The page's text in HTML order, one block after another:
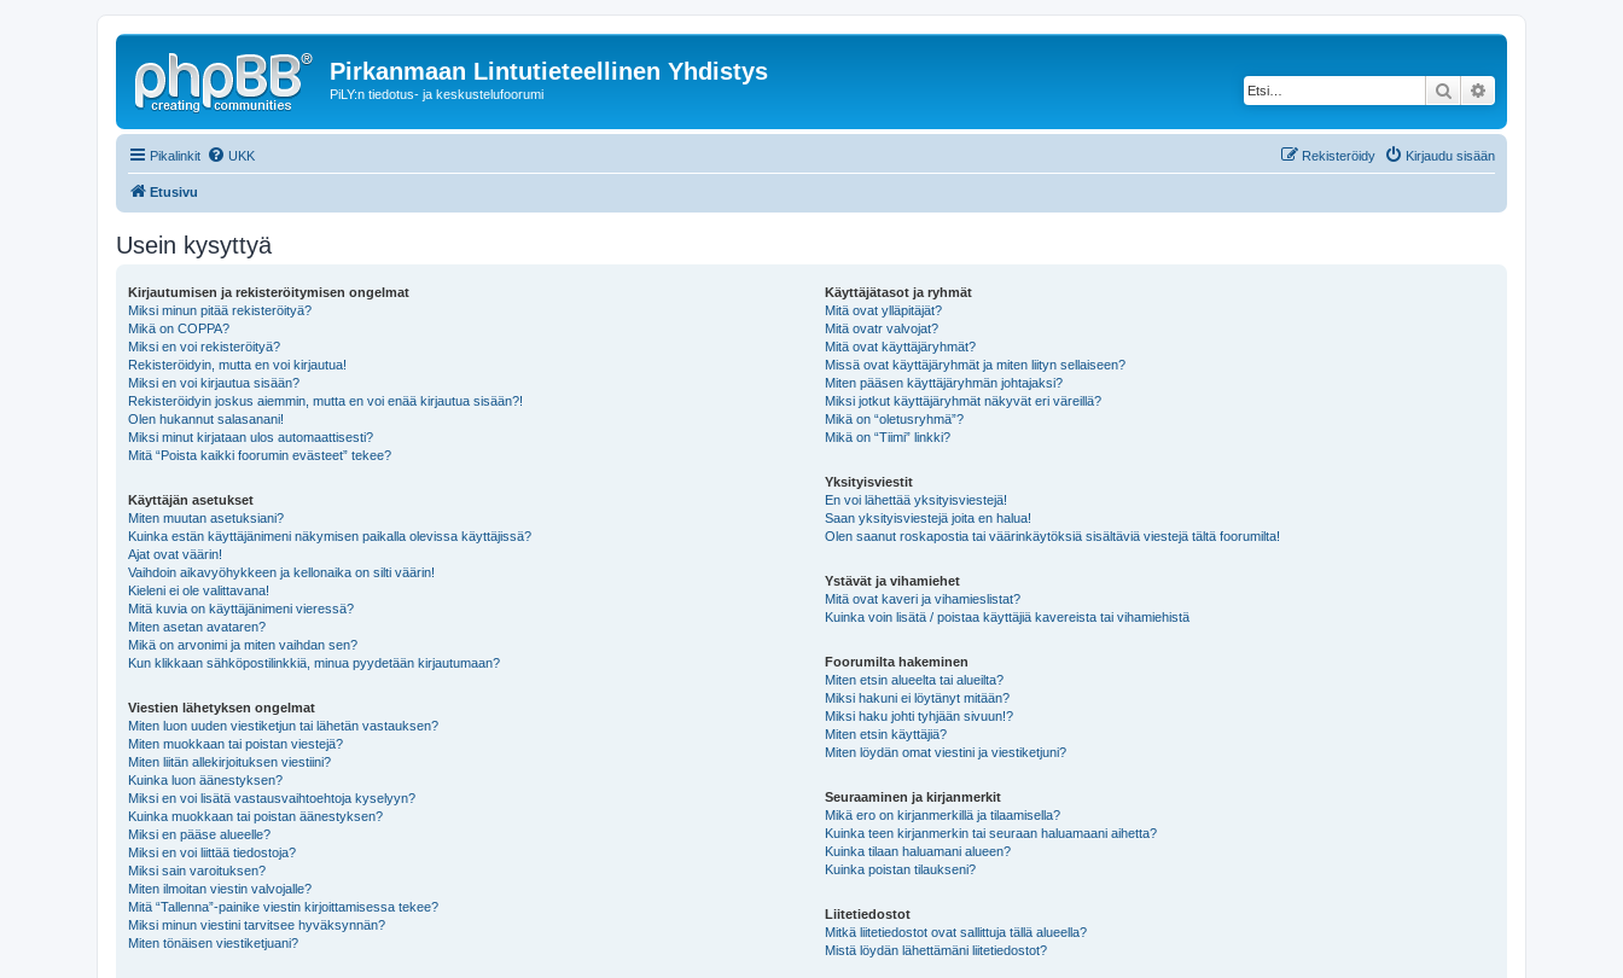
Pirkanmaan Lintutieteellinen Yhdistys
PiLY:n tiedotus- ja keskustelufoorumi Etsi
Pikalinkit UKK Kirjaudu sisään
Rekisteröidy
Etusivu
Usein kysyttyä
Kirjautumisen ja rekisteröitymisen ongelmat
Miksi minun pitää rekisteröityä?
Mikä on COPPA?
Miksi en voi rekisteröityä?
Rekisteröidyin, mutta en voi kirjautua!
Miksi en voi kirjautua sisään?
Rekisteröidyin joskus aiemmin, mutta en voi enää kirjautua sisään?!
Olen hukannut salasanani!
Miksi minut kirjataan ulos automaattisesti?
Mitä “Poista kaikki foorumin evästeet” tekee?
Käyttäjän asetukset
Miten muutan asetuksiani?
Kuinka estän käyttäjänimeni näkymisen paikalla olevissa käyttäjissä?
Ajat ovat väärin!
Vaihdoin aikavyöhykkeen ja kellonaika on silti väärin!
Kieleni ei ole valittavana!
Mitä kuvia on käyttäjänimeni vieressä?
Miten asetan avataren?
Mikä on arvonimi ja miten vaihdan sen?
Kun klikkaan sähköpostilinkkiä, minua pyydetään kirjautumaan?
Viestien lähetyksen ongelmat
Miten luon uuden viestiketjun tai lähetän vastauksen?
Miten muokkaan tai poistan viestejä?
Miten liitän allekirjoituksen viestiini?
Kuinka luon äänestyksen?
Miksi en voi lisätä vastausvaihtoehtoja kyselyyn?
Kuinka muokkaan tai poistan äänestyksen?
Miksi en pääse alueelle?
Miksi en voi liittää tiedostoja?
Miksi sain varoituksen?
Miten ilmoitan viestin valvojalle?
Mitä “Tallenna”-painike viestin kirjoittamisessa tekee?
Miksi minun viestini tarvitsee hyväksynnän?
Miten tönäisen viestiketjuani?
Käyttäjätasot ja ryhmät
Mitä ovat ylläpitäjät?
Mitä ovatr valvojat?
Mitä ovat käyttäjäryhmät?
Missä ovat käyttäjäryhmät ja miten liityn sellaiseen?
Miten pääsen käyttäjäryhmän johtajaksi?
Miksi jotkut käyttäjäryhmät näkyvät eri väreillä?
Mikä on “oletusryhmä”?
Mikä on “Tiimi” linkki?
Yksityisviestit
En voi lähettää yksityisviestejä!
Saan yksityisviestejä joita en halua!
Olen saanut roskapostia tai väärinkäytöksiä sisältäviä viestejä tältä foorumilta!
Ystävät ja vihamiehet
Mitä ovat kaveri ja vihamieslistat?
Kuinka voin lisätä / poistaa käyttäjiä kavereista tai vihamiehistä
Foorumilta hakeminen
Miten etsin alueelta tai alueilta?
Miksi hakuni ei löytänyt mitään?
Miksi haku johti tyhjään sivuun!?
Miten etsin käyttäjiä?
Miten löydän omat viestini ja viestiketjuni?
Seuraaminen ja kirjanmerkit
Mikä ero on kirjanmerkillä ja tilaamisella?
Kuinka teen kirjanmerkin tai seuraan haluamaani aihetta?
Kuinka tilaan haluamani alueen?
Kuinka poistan tilaukseni?
Liitetiedostot
Mitkä liitetiedostot ovat sallittuja tällä alueella?
Mistä löydän lähettämäni liitetiedostot?